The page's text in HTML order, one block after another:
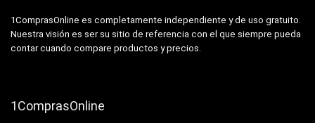
1ComprasOnline es completamente independiente y de uso gratuito.
Nuestra visión es ser su sitio de referencia con el que siempre pueda
contar cuando compare productos y precios.
1ComprasOnline